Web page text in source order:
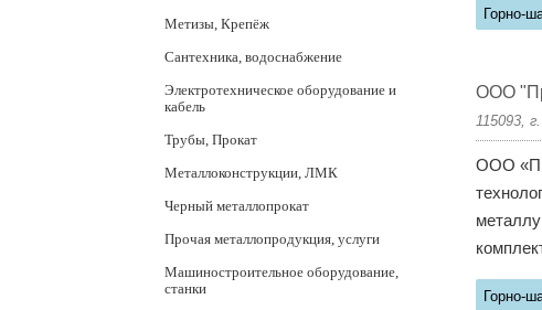
Метизы, Крепёж
Сантехника, водоснабжение
Электротехническое оборудование и
кабель
Трубы, Прокат
Металлоконструкции, ЛМК
Черный металлопрокат
Прочая металлопродукция, услуги
Машиностроительное оборудование,
станки
Горно-
ООО
115093,
ООО
Горно-